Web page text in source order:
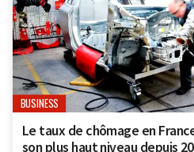
BUSINESS
Le taux de chômage en
son plus haut niveau depuis